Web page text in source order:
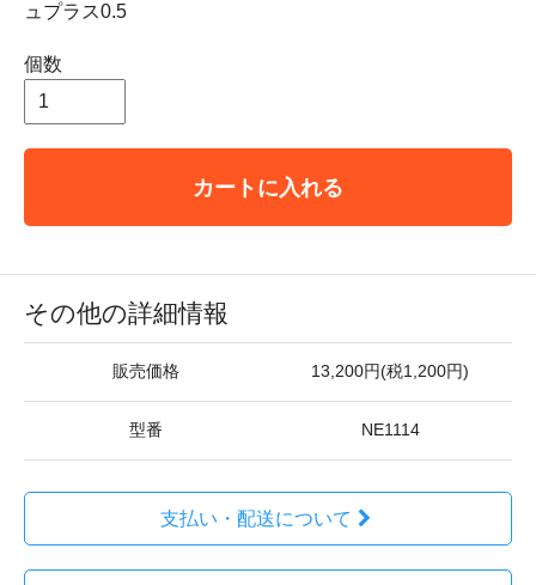
ュプラス0.5
個数
カートに入れる
その他の詳細情報
販売価格 13,200円(税1,200円)
型番 NE1114
支払い・配送について